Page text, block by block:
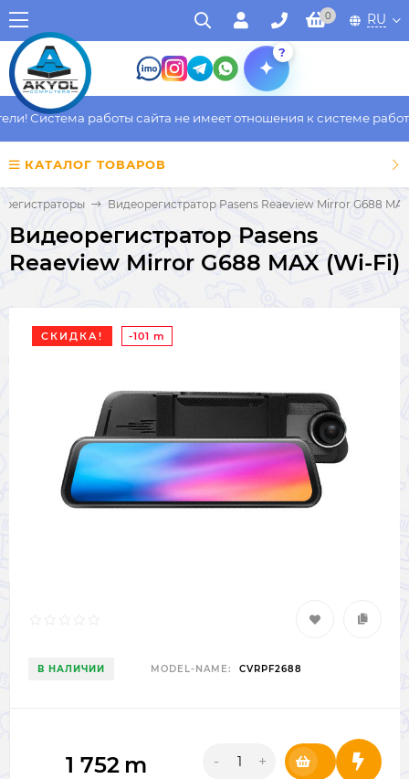
0 RU
?
Система работы сайта не имеет отношения к системе
КАТАЛОГ ТОВАРОВ
Видеорегистратор Pasens Reaeview Mirror G688
Видеорегистратор Pasens
Reaeview Mirror G688 MAX (Wi-Fi)
СКИДКА! -101 m
В НАЛИЧИИ MODEL-NAME: CVRPF2688
1 752 m - +